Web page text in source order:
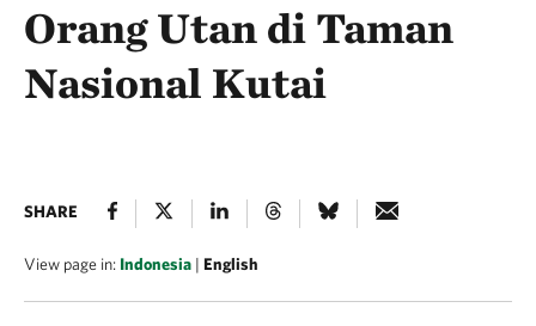
Orang Utan di Taman
Nasional Kutai
SHARE
View page in: Indonesia | English